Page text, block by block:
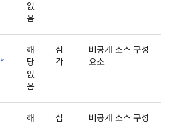
없
음
*
해
당
없
음
심
각
비공개 소스 구성
요소
해
심
비공개 소스 구성